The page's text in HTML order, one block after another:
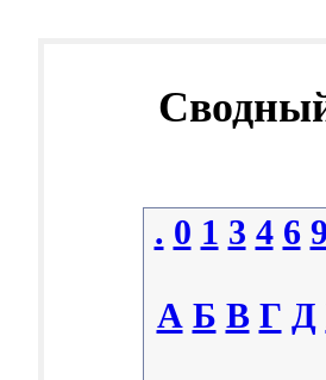
. 0 1 3 4 6 9
А Б В Г Д